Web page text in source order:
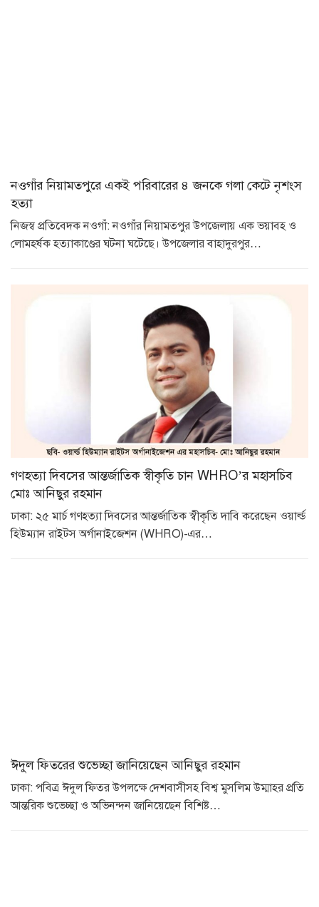
নওগাঁর নিয়ামতপুরে একই পরিবারের ৪ জনকে গলা কেটে নৃশংস
হত্যা
নিজস্ব প্রতিবেদক নওগাঁ: নওগাঁর নিয়ামতপুর উপজেলায় এক ভয়াবহ ও
লোমহর্ষক হত্যাকাণ্ডের ঘটনা ঘটেছে। উপজেলার বাহাদুরপুর…
গণহত্যা দিবসের আন্তর্জাতিক স্বীকৃতি চান WHRO’র মহাসচিব
মোঃ আনিছুর রহমান
ঢাকা: ২৫ মার্চ গণহত্যা দিবসের আন্তর্জাতিক স্বীকৃতি দাবি করেছেন ওয়ার্ল্ড
হিউম্যান রাইটস অর্গানাইজেশন (WHRO)-এর…
ঈদুল ফিতরের শুভেচ্ছা জানিয়েছেন আনিছুর রহমান
ঢাকা: পবিত্র ঈদুল ফিতর উপলক্ষে দেশবাসীসহ বিশ্ব মুসলিম উম্মাহর প্রতি
আন্তরিক শুভেচ্ছা ও অভিনন্দন জানিয়েছেন বিশিষ্ট…